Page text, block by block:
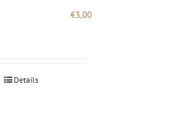
€3,00
Details